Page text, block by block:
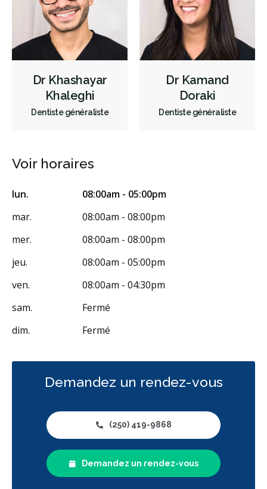
Services esthétiques
Endodontie
Chirurgie buccale
Orthodontie
Parodontie
Hygiène préventive et nettoyages
Réparateur
Sédation
RCSD (Régime canadien de soins dentaires)
Moins
Dr Khashayar
Khaleghi
Dentiste généraliste
Dr Kamand
Doraki
Dentiste généraliste
Voir horaires
lun.
08:00am - 05:00pm
mar.
08:00am - 08:00pm
mer.
08:00am - 08:00pm
jeu.
08:00am - 05:00pm
ven.
08:00am - 04:30pm
sam.
Fermé
dim.
Fermé
Demandez un rendez-vous
(250) 419-9868
Demandez un rendez-vous